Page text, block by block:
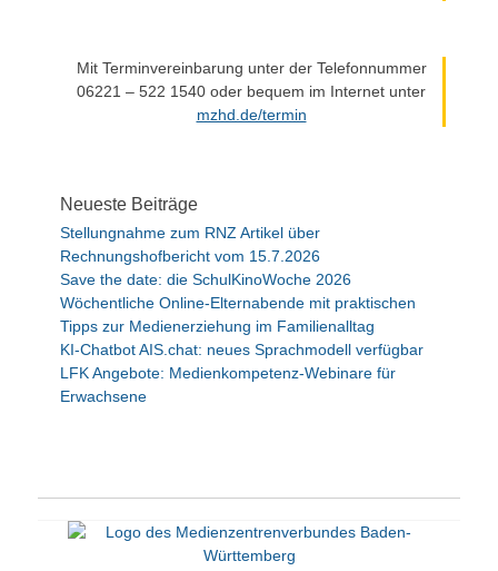
Mit Terminvereinbarung unter der Telefonnummer
06221 – 522 1540 oder bequem im Internet unter
mzhd.de/termin
Neueste Beiträge
Stellungnahme zum RNZ Artikel über
Rechnungshofbericht vom 15.7.2026
Save the date: die SchulKinoWoche 2026
Wöchentliche Online-Elternabende mit praktischen
Tipps zur Medienerziehung im Familienalltag
KI-Chatbot AIS.chat: neues Sprachmodell verfügbar
LFK Angebote: Medienkompetenz-Webinare für
Erwachsene